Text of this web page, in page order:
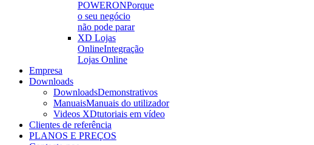
POWERONPorque
o seu negócio
não pode parar
XD Lojas
OnlineIntegração
Lojas Online
Empresa
Downloads
DownloadsDemonstrativos
ManuaisManuais do utilizador
Videos XDtutoriais em vídeo
Clientes de referência
PLANOS E PREÇOS